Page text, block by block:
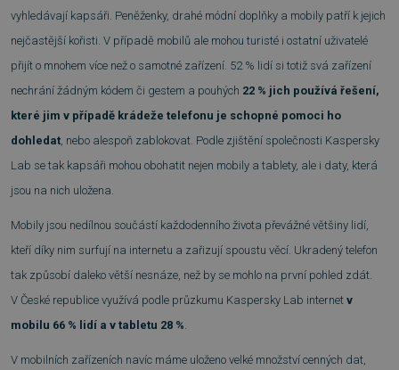
vyhledávají kapsáři. Peněženky, drahé módní doplňky a mobily patří k jejich
nejčastější kořisti. V případě mobilů ale mohou turisté i ostatní uživatelé
přijít o mnohem více než o samotné zařízení. 52 % lidí si totiž svá zařízení
nechrání žádným kódem či gestem a pouhých 22 % jich používá řešení,
které jim v případě krádeže telefonu je schopné pomoci ho
dohledat , nebo alespoň zablokovat. Podle zjištění společnosti Kaspersky
Lab se tak kapsáři mohou obohatit nejen mobily a tablety, ale i daty, která
jsou na nich uložena.
Mobily jsou nedílnou součástí každodenního života převážné většiny lidí,
kteří díky nim surfují na internetu a zařizují spoustu věcí. Ukradený telefon
tak způsobí daleko větší nesnáze, než by se mohlo na první pohled zdát.
V České republice využívá podle průzkumu Kaspersky Lab internet v
mobilu 66 % lidí a v tabletu 28 %
V mobilních zařízeních navíc máme uloženo velké množství cenných dat,